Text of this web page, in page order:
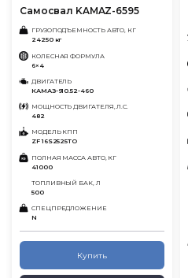
Самосвал KAMAZ-6595
ГРУЗОПОДЪЕМНОСТЬ АВТО, КГ
24250 кг
КОЛЕСНАЯ ФОРМУЛА
6×4
ДВИГАТЕЛЬ
КАМАЗ-910.52-460
МОЩНОСТЬ ДВИГАТЕЛЯ, Л.С.
482
МОДЕЛЬ КПП
ZF 16S2525TO
ПОЛНАЯ МАССА АВТО, КГ
41000
ТОПЛИВНЫЙ БАК, Л
500
СПЕЦПРЕДЛОЖЕНИЕ
N
Купить